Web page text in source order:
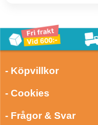
- Köpvillkor
- Cookies
- Frågor & Svar